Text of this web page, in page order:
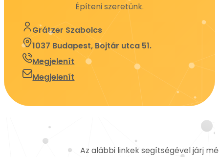
Építeni szeretünk.
Grátzer Szabolcs
1037 Budapest, Bojtár utca 51.
Megjelenít
Megjelenít
Az alábbi linkek segítségével járj